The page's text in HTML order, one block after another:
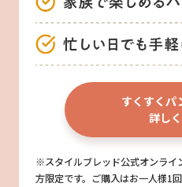
すくすくパ
詳し
※スタイルブレッド公式オンライ
方限定です。ご購入はお一人様1回